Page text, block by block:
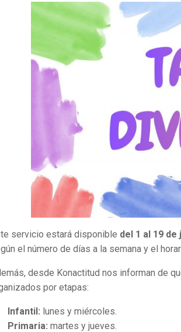
servicio estará disponible del 1 al 19 de
el número de días a la semana y el
desde Konactitud nos informan de
por etapas:
Infantil: lunes y miércoles.
Primaria: martes y jueves.